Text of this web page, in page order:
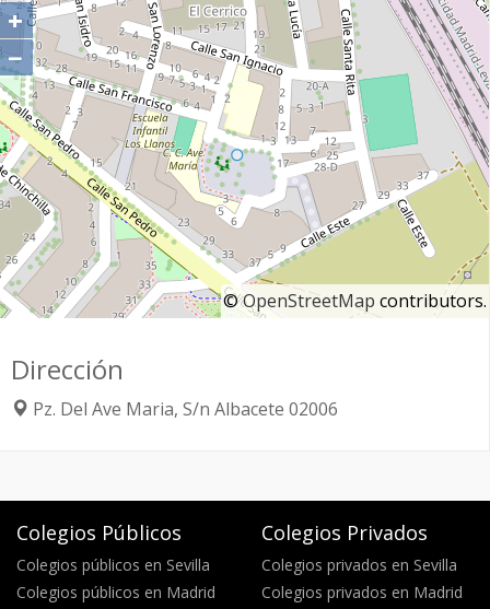
+
−
©OpenStreetMap contributors.
Dirección
Pz. Del Ave Maria, S/n Albacete 02006
Colegios Públicos
Colegios públicos en Sevilla
Colegios públicos en Madrid
Colegios Privados
Colegios privados en Sevilla
Colegios privados en Madrid